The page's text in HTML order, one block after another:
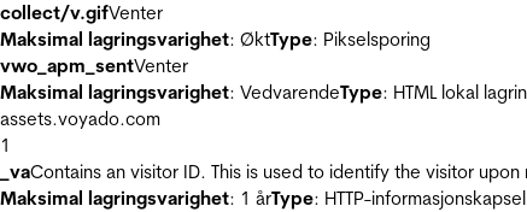
collect/v.gifVenter
Maksimal lagringsvarighet: ØktType: Pikselsporing
vwo_apm_sentVenter
Maksimal lagringsvarighet: VedvarendeType: HTML lokal
assets.voyado.com
1
_vaContains an visitor ID. This is used to identify the visitor
Maksimal lagringsvarighet: 1 årType: HTTP-informasjonskapsel